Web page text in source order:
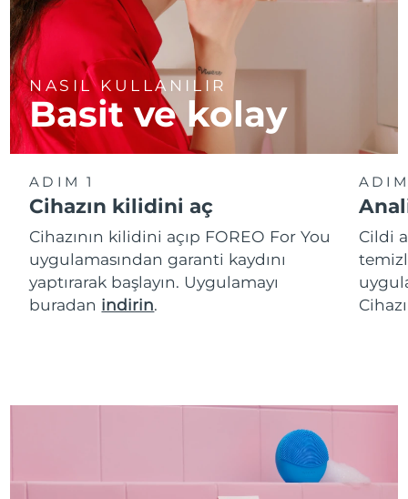
NASIL KULLANILIR
Basit ve kolay
ADIM 1
Cihazın kilidini aç
Cihazının kilidini açıp FOREO For You
uygulamasından garanti kaydını
yaptırarak başlayın. Uygulamayı
buradan indirin.
Cildi